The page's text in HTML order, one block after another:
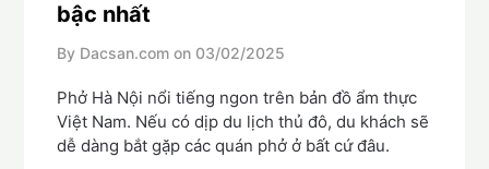
bậc nhất
By Dacsan.com on 03/02/2025
Phở Hà Nội nổi tiếng ngon trên bản đồ ẩm thực
Việt Nam. Nếu có dịp du lịch thủ đô, du khách sẽ
dễ dàng bắt gặp các quán phở ở bất cứ đâu.